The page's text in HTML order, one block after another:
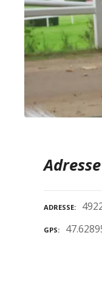
ADRESSE
GPS